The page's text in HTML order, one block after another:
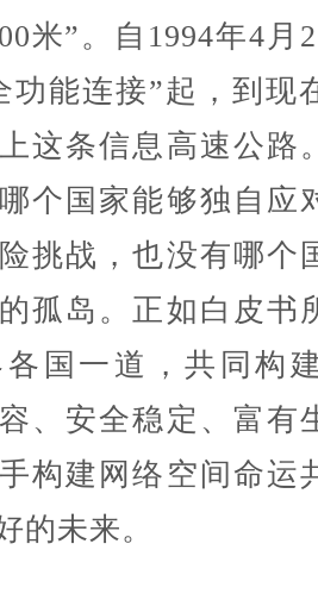
米”。自1994年4月
功能连接”起，到现
这条信息高速公路
个国家能够独自应
挑战，也没有哪个
孤岛。正如白皮书
各国一道，共同构
、安全稳定、富有
构建网络空间命运
的未来。